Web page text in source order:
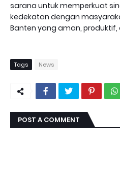
sarana untuk memperkuat
kedekatan dengan
Banten yang aman,
Tags News
POST A COMMENT